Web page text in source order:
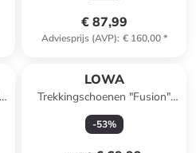
€ 87,99
Adviesprijs (AVP): € 160,00*
LOWA
Trekkingschoenen "Fusion"
turquoise
-53%